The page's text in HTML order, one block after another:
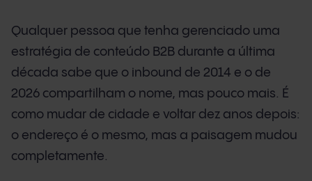
Qualquer pessoa que tenha gerenciado uma
estratégia de conteúdo B2B durante a última
década sabe que o inbound de 2014 e o de
2026 compartilham o nome, mas pouco mais. É
como mudar de cidade e voltar dez anos depois:
o endereço é o mesmo, mas a paisagem mudou
completamente.